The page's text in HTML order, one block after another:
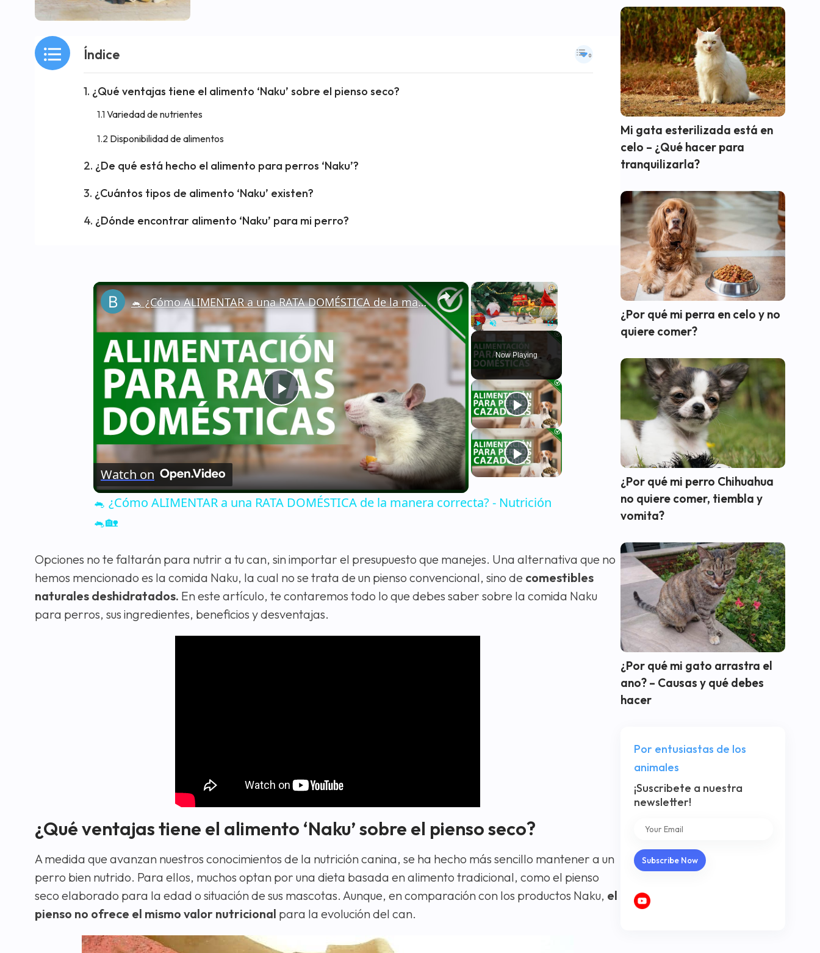
Índice
¿Qué ventajas tiene el alimento ‘Naku’ sobre el pienso seco?
Variedad de nutrientes
Disponibilidad de alimentos
¿De qué está hecho el alimento para perros ‘Naku’?
¿Cuántos tipos de alimento ‘Naku’ existen?
¿Dónde encontrar alimento ‘Naku’ para mi perro?
×
Fullscreen
Now Playing
×
Play
Video
🐁 ¿Cómo ALIMENTAR a una RATA DOMÉSTICA de la manera correcta? - Nutrición 🐁🏡
Watch on
🐁 ¿Cómo ALIMENTAR a una RATA DOMÉSTICA de la manera correcta? - Nutrición
🐁🏡
Opciones no te faltarán para nutrir a tu can, sin importar el presupuesto que manejes. Una alternativa que no
hemos mencionado es la comida Naku, la cual no se trata de un pienso convencional, sino de comestibles
naturales deshidratados. En este artículo, te contaremos todo lo que debes saber sobre la comida Naku
para perros, sus ingredientes, beneficios y desventajas.
¿Qué ventajas tiene el alimento ‘Naku’ sobre el pienso seco?
A medida que avanzan nuestros conocimientos de la nutrición canina, se ha hecho más sencillo mantener a un
perro bien nutrido. Para ellos, muchos optan por una dieta basada en alimento tradicional, como el pienso
seco elaborado para la edad o situación de sus mascotas. Aunque, en comparación con los productos Naku, el
pienso no ofrece el mismo valor nutricional para la evolución del can.
Mi gata esterilizada está en
celo – ¿Qué hacer para
tranquilizarla?
¿Por qué mi perra en celo y no
quiere comer?
¿Por qué mi perro Chihuahua
no quiere comer, tiembla y
vomita?
¿Por qué mi gato arrastra el
ano? – Causas y qué debes
hacer
Por entusiastas de los
animales
¡Suscribete a nuestra
newsletter!